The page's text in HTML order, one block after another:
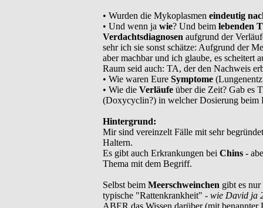
• Wurden die Mykoplasmen eindeutig
• Und wenn ja wie? Und beim lebenden
Verdachtsdiagnosen aufgrund der
sehr ich sie sonst schätze: Aufgrund der
aber machbar und ich glaube, es scheitert
Raum seid auch: TA, der den Nachweis
• Wie waren Eure Symptome
• Wie die Verläufeüber die Zeit? Gab es
(Doxycyclin?) in welcher Dosierung beim
Hintergrund:
Mir sind vereinzelt Fälle mit sehr
Haltern.
Es gibt auch Erkrankungen bei Chins -
Thema mit dem Begriff.
Selbst beim Meerschweinchen gibt es
typische "Rattenkrankheit" - wie David ja
ABER das Wissen darüber (mit